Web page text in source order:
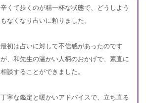
辛くて歩くのが精一杯な状態で、どうしよう
もなくなり占いに頼りました。
最初は占いに対して不信感があったのです
が、和先生の温かい人柄のおかげで、素直に
相談することができました。
丁寧な鑑定と暖かいアドバイスで、立ち直る